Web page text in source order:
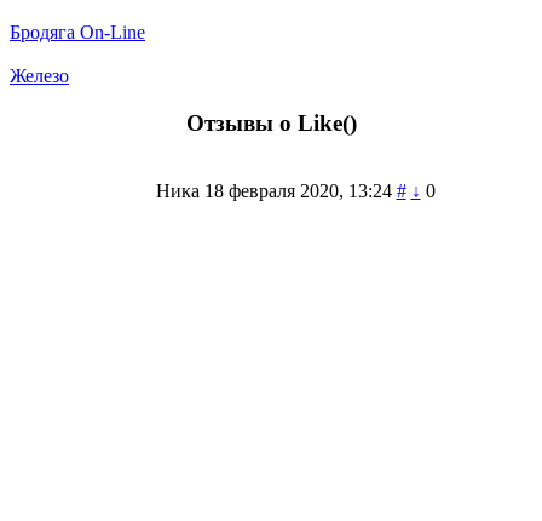
Бродяга On-Line
Железо
Отзывы о Like()
Ника 18 февраля 2020, 13:24 # ↓ 0